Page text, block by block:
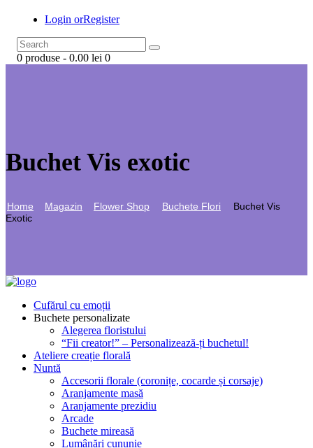
Login orRegister
0 produse - 0.00 lei 0
Buchet Vis exotic
Home Magazin Flower Shop Buchete Flori
Buchet Vis
Exotic
Cufărul cu emoții
Buchete personalizate
Alegerea floristului
“Fii creator!” – Personalizează-ți buchetul!
Ateliere creație florală
Nuntă
Accesorii florale (coronițe, cocarde și corsaje)
Aranjamente masă
Aranjamente prezidiu
Arcade
Buchete mireasă
Lumânări cununie